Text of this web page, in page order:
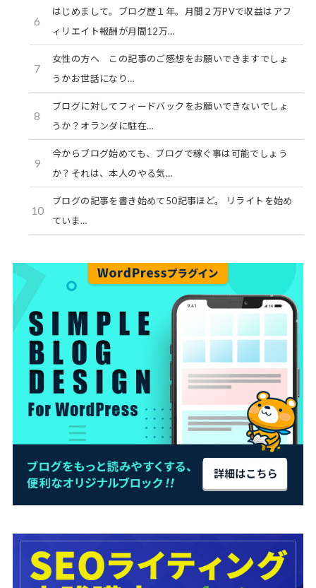
6
はじめまして。ブログ歴１年。月間２万PVで収益はアフ
ィリエイト報酬が月間12万…
7
女性の方へ この記事のご感想をお願いできますでしょ
うかお世話になり…
8
ブログに対してフィードバックをお願いできないでしょ
うか？オランダに駐在…
9
今からブログ始めても、ブログで稼ぐ事は可能でしょう
か？それは、本人のやる気…
10
ブログの記事を書き始めて50記事ほど。 リライトを始め
ていま…